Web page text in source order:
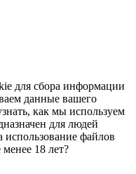
для сбора информации
данные вашего
как мы используем
для людей
использование файлов
18 лет?